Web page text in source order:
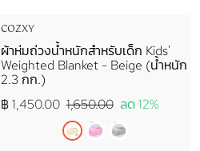
COZXY
ผ้าห่มถ่วงน้ำหนักสำหรับเด็ก Kids'
Weighted Blanket - Beige (น้ำหนัก
2.3 กก.)
฿ 1,450.00 1,650.00 ลด 12%